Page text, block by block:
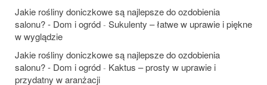
Jakie rośliny doniczkowe są najlepsze do ozdobienia
salonu? - Dom i ogród - Sukulenty – łatwe w uprawie i piękne
w wyglądzie
Jakie rośliny doniczkowe są najlepsze do ozdobienia
salonu? - Dom i ogród - Kaktus – prosty w uprawie i
przydatny w aranżacji